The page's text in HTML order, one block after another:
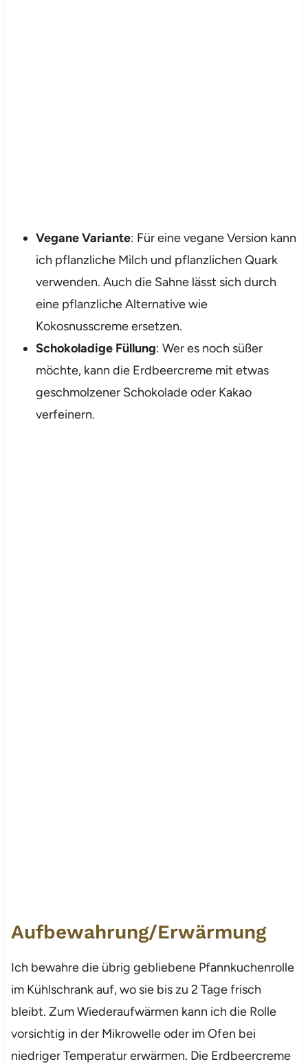
Vegane Variante: Für eine vegane Version kann
ich pflanzliche Milch und pflanzlichen Quark
verwenden. Auch die Sahne lässt sich durch
eine pflanzliche Alternative wie
Kokosnusscreme ersetzen.
Schokoladige Füllung: Wer es noch süßer
möchte, kann die Erdbeercreme mit etwas
geschmolzener Schokolade oder Kakao
verfeinern.
Aufbewahrung/Erwärmung
Ich bewahre die übrig gebliebene Pfannkuchenrolle
im Kühlschrank auf, wo sie bis zu 2 Tage frisch
bleibt. Zum Wiederaufwärmen kann ich die Rolle
vorsichtig in der Mikrowelle oder im Ofen bei
niedriger Temperatur erwärmen. Die Erdbeercreme